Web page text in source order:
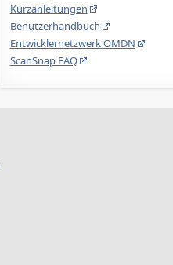
Kurzanleitungen
Benutzerhandbuch
Entwicklernetzwerk OMDN
ScanSnap FAQ